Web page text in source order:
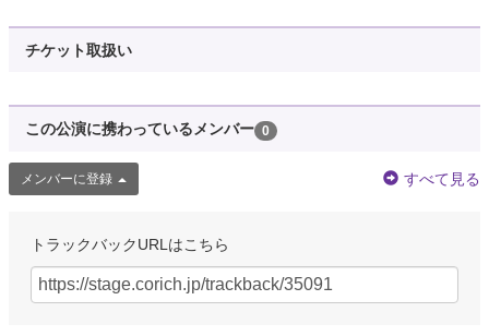
チケット取扱い
この公演に携わっているメンバー 0
メンバーに登録 すべて見る
トラックバックURLはこちら